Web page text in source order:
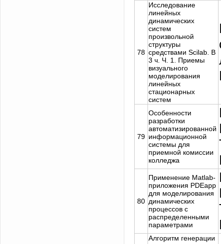
78
Исследование
линейных
динамических
систем
произвольной
структуры
средствами Scilab. В
3 ч. Ч. 1. Приемы
визуального
моделирования
линейных
стационарных
систем
79
Особенности
разработки
автоматизированной
информационной
системы для
приемной комиссии
колледжа
80
Применение Matlab-
приложения PDEapp
для моделирования
динамических
процессов с
распределенными
параметрами
Алгоритм генерации
Задать вопрос